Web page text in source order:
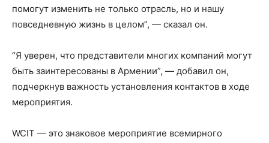
помогут изменить не только отрасль, но и нашу
повседневную жизнь в целом”, — сказал он.
“Я уверен, что представители многих компаний могут
быть заинтересованы в Армении”, — добавил он,
подчеркнув важность установления контактов в ходе
мероприятия.
WCIT — это знаковое мероприятие всемирного